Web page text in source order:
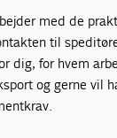
med de
til
dig, for hvem
og gerne vil